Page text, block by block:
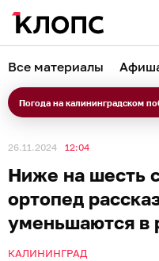
Все материалы
Погода на калининградском
26.11.2024 12:04
Ниже на шесть
ортопед
уменьшаются в
КАЛИНИНГРАД